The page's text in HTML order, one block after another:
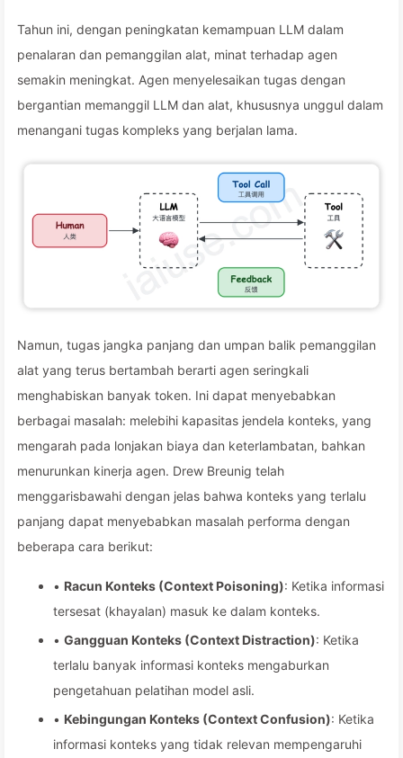
Tahun ini, dengan peningkatan kemampuan LLM dalam
penalaran dan pemanggilan alat, minat terhadap agen
semakin meningkat. Agen menyelesaikan tugas dengan
bergantian memanggil LLM dan alat, khususnya unggul dalam
menangani tugas kompleks yang berjalan lama.
Namun, tugas jangka panjang dan umpan balik pemanggilan
alat yang terus bertambah berarti agen seringkali
menghabiskan banyak token. Ini dapat menyebabkan
berbagai masalah: melebihi kapasitas jendela konteks, yang
mengarah pada lonjakan biaya dan keterlambatan, bahkan
menurunkan kinerja agen. Drew Breunig telah
menggarisbawahi dengan jelas bahwa konteks yang terlalu
panjang dapat menyebabkan masalah performa dengan
beberapa cara berikut:
• Racun Konteks (Context Poisoning): Ketika informasi
tersesat (khayalan) masuk ke dalam konteks.
• Gangguan Konteks (Context Distraction): Ketika
terlalu banyak informasi konteks mengaburkan
pengetahuan pelatihan model asli.
• Kebingungan Konteks (Context Confusion): Ketika
informasi konteks yang tidak relevan mempengaruhi